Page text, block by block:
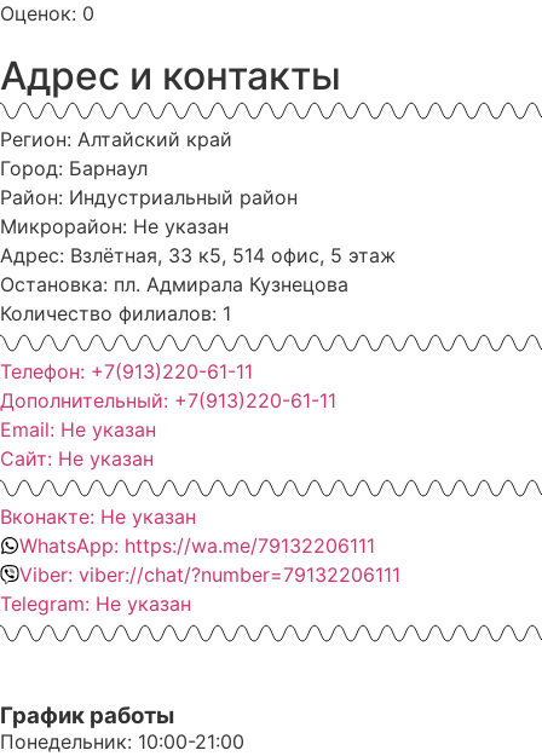
Оценок: 0
Адрес и контакты
Регион: Алтайский край
Город: Барнаул
Район: Индустриальный район
Микрорайон: Не указан
Адрес: Взлётная, 33 к5, 514 офис, 5 этаж
Остановка: пл. Адмирала Кузнецова
Количество филиалов: 1
Телефон: +7(913)220-61-11
Дополнительный: +7(913)220-61-11
Email: Не указан
Сайт: Не указан
Вконакте: Не указан
WhatsApp: https://wa.me/79132206111
Viber: viber://chat/?number=79132206111
Telegram: Не указан
График работы
Понедельник: 10:00-21:00